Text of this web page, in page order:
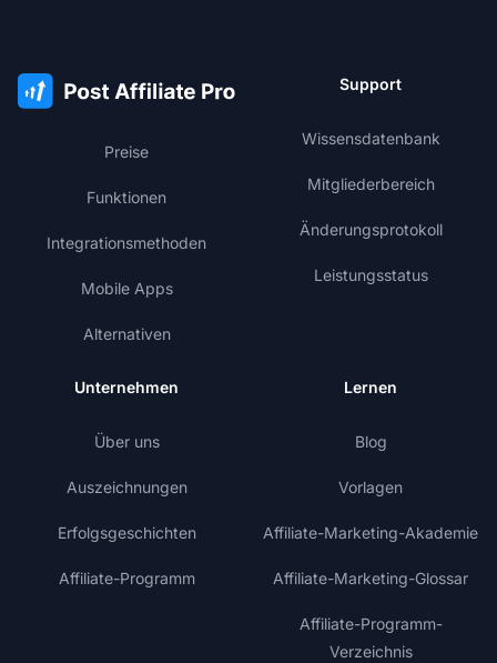
Preise
Funktionen
Integrationsmethoden
Mobile Apps
Alternativen
Support
Wissensdatenbank
Mitgliederbereich
Änderungsprotokoll
Leistungsstatus
Unternehmen
Über uns
Auszeichnungen
Erfolgsgeschichten
Affiliate-Programm
Lernen
Blog
Vorlagen
Affiliate-Marketing-Akademie
Affiliate-Marketing-Glossar
Affiliate-Programm-
Verzeichnis